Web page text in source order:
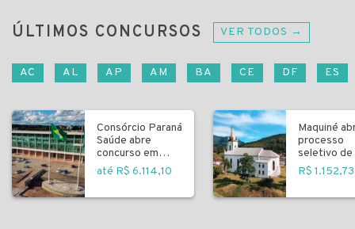
ÚLTIMOS CONCURSOS VER TODOS →
AC AL AP AM BA CE DF ES
Consórcio Paraná
Saúde abre
concurso em
Curitiba
até R$ 6.114,10
Maquiné
processo
seletivo de
R$ 1.152,73